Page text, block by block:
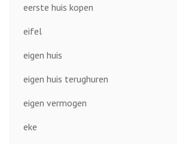
eerste huis kopen
eifel
eigen huis
eigen huis terughuren
eigen vermogen
eke